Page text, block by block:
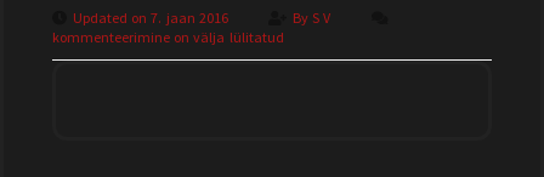
Updated on 7. jaan 2016 ByS V
kommenteerimine on välja lülitatud